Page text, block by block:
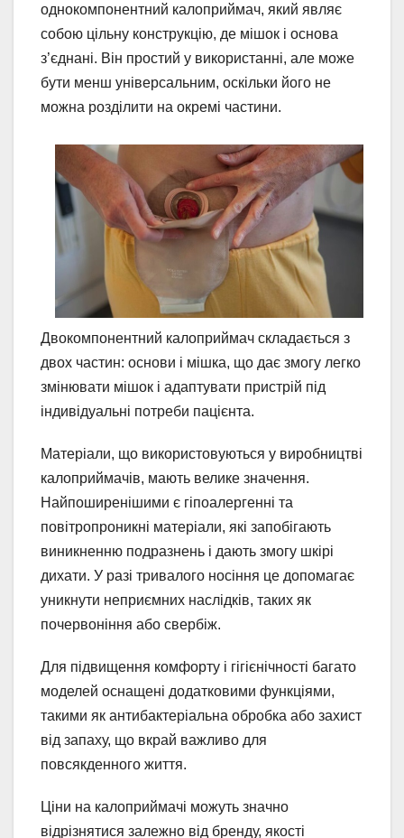
однокомпонентний калоприймач, який являє
собою цільну конструкцію, де мішок і основа
з’єднані. Він простий у використанні, але може
бути менш універсальним, оскільки його не
можна розділити на окремі частини.
Двокомпонентний калоприймач складається з
двох частин: основи і мішка, що дає змогу легко
змінювати мішок і адаптувати пристрій під
індивідуальні потреби пацієнта.
Матеріали, що використовуються у виробництві
калоприймачів, мають велике значення.
Найпоширенішими є гіпоалергенні та
повітропроникні матеріали, які запобігають
виникненню подразнень і дають змогу шкірі
дихати. У разі тривалого носіння це допомагає
уникнути неприємних наслідків, таких як
почервоніння або свербіж.
Для підвищення комфорту і гігієнічності багато
моделей оснащені додатковими функціями,
такими як антибактеріальна обробка або захист
від запаху, що вкрай важливо для
повсякденного життя.
Ціни на калоприймачі можуть значно
відрізнятися залежно від бренду, якості